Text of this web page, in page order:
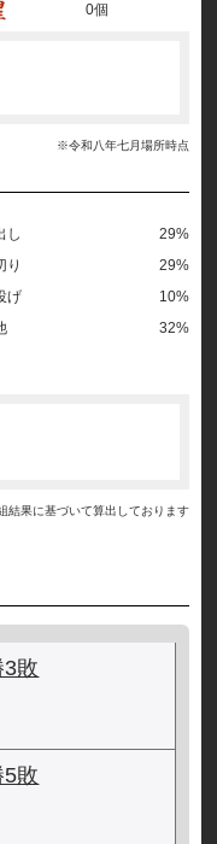
0個
※令和八年七月場所時点
し
29%
り
29%
げ
10%
32%
結果に基づいて算出しております
3敗
5敗